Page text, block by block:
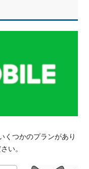
くつかのプランがあり
い。